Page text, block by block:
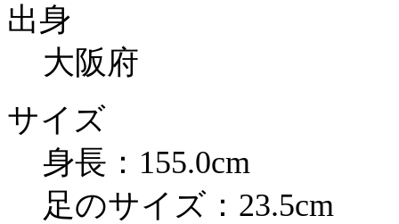
出身
大阪府
サイズ
身長：155.0cm
足のサイズ：23.5cm